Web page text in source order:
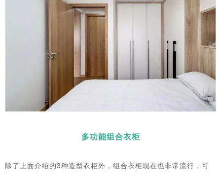
多功能组合衣柜
除了上面介绍的3种造型衣柜外，组合衣柜现在也非常流行，可